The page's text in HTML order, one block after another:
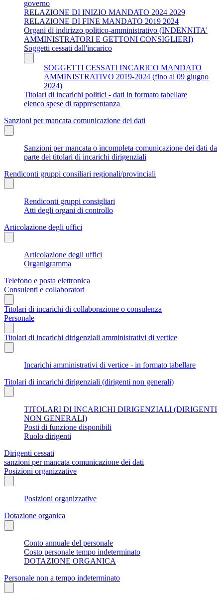
governo
RELAZIONE DI INIZIO MANDATO 2024 2029
RELAZIONE DI FINE MANDATO 2019 2024
Organi di indirizzo politico-amministrativo (INDENNITA'
AMMINISTRATORI E GETTONI CONSIGLIERI)
Soggetti cessati dall'incarico
SOGGETTI CESSATI INCARICO MANDATO
AMMINISTRATIVO 2019-2024 (fino al 09 giugno
2024)
Titolari di incarichi politici - dati in formato tabellare
elenco spese di rappresentanza
Sanzioni per mancata comunicazione dei dati
Sanzioni per mancata o incompleta comunicazione dei dati da
parte dei titolari di incarichi dirigenziali
Rendiconti gruppi consiliari regionali/provinciali
Rendiconti gruppi consigliari
Atti degli organi di controllo
Articolazione degli uffici
Articolazione degli uffici
Organigramma
Telefono e posta elettronica
Consulenti e collaboratori
Titolari di incarichi di collaborazione o consulenza
Personale
Titolari di incarichi dirigenziali amministrativi di vertice
Incarichi amministrativi di vertice - in formato tabellare
Titolari di incarichi dirigenziali (dirigenti non generali)
TITOLARI DI INCARICHI DIRIGENZIALI (DIRIGENTI
NON GENERALI)
Posti di funzione disponibili
Ruolo dirigenti
Dirigenti cessati
sanzioni per mancata comunicazione dei dati
Posizioni organizzative
Posizioni organizzative
Dotazione organica
Conto annuale del personale
Costo personale tempo indeterminato
DOTAZIONE ORGANICA
Personale non a tempo indeterminato